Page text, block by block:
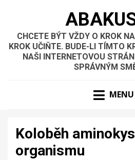
CHCETE BÝT VŽDY O KROK
KROK UČIŇTE. BUDE-LI TÍMTO
NAŠI INTERNETOVOU
SPRÁVNÝM
MENU
Koloběh
organismu